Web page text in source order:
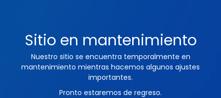
Sitio en mantenimiento
Nuestro sitio se encuentra temporalmente en
mantenimiento mientras hacemos algunos ajustes
importantes.
Pronto estaremos de regreso.